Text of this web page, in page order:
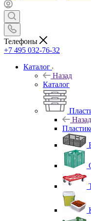
Телефоны
+7 495 032-76-32
Каталог
Назад
Каталог
Назад